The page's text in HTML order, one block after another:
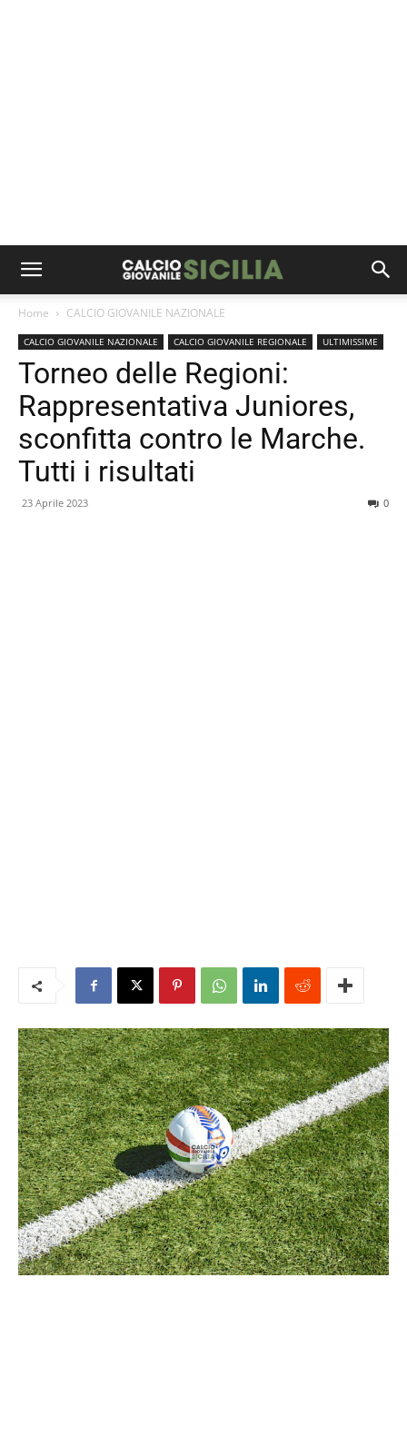
Home CALCIO GIOVANILE NAZIONALE
CALCIO GIOVANILE NAZIONALE CALCIO GIOVANILE REGIONALE ULTIMISSIME
Torneo delle Regioni:
Rappresentativa Juniores,
sconfitta contro le Marche.
Tutti i risultati
23 Aprile 2023 0